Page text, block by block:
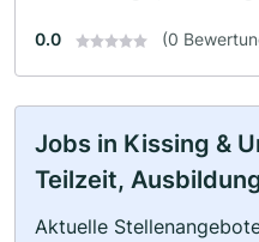
0.0 (0
Jobs in Kissing &
Teilzeit,
Aktuelle